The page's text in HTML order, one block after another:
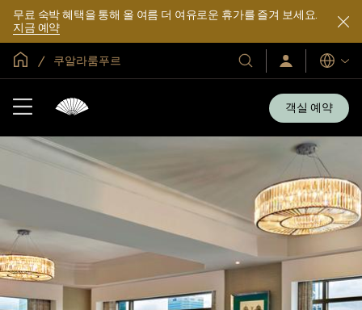
무료 숙박 혜택을 통해 올 여름 더 여유로운 휴가를 즐겨 보세요.
지금 예약
글로벌 홈
쿠알라룸푸르
호
텔
로
그
지
금
언
어
객실 예약